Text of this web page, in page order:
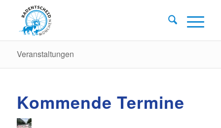
Veranstaltungen
Kommende Termine